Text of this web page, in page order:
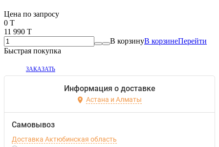
Цена по запросу
0 T
11 990 T
В корзинуВ корзинеПерейти
Быстрая покупка
ЗАКАЗАТЬ
Информация о доставке
Астана и Алматы
Самовывоз
Доставка Актюбинская область